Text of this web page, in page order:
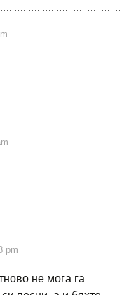
pm
не мога га